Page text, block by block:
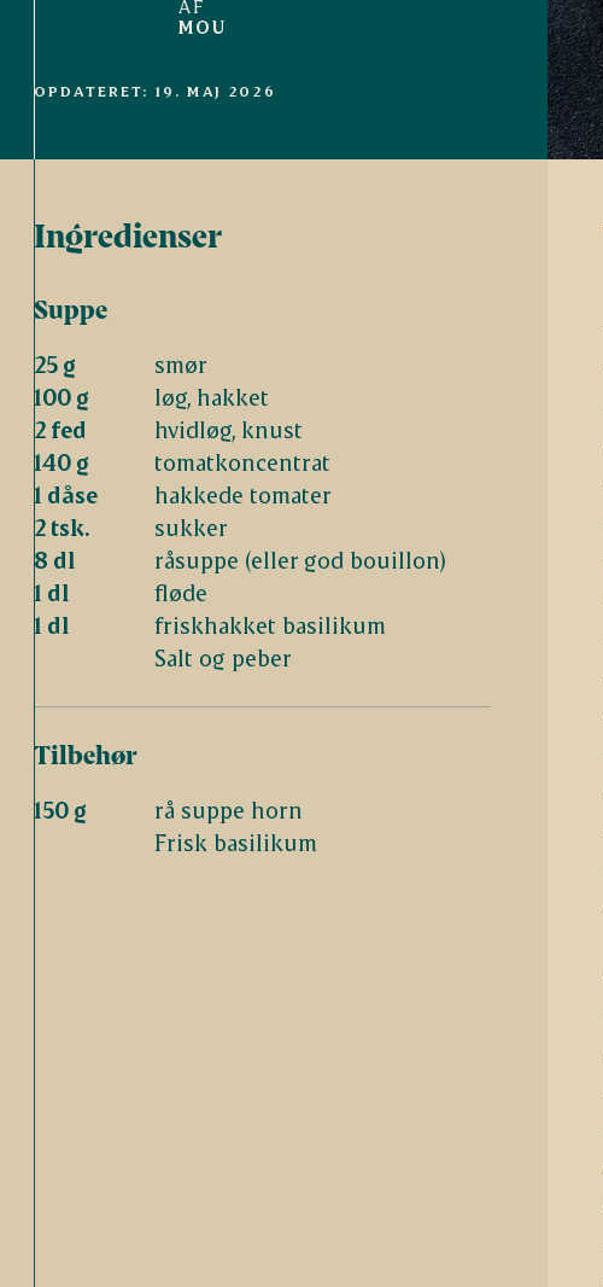
AF
MOU
OPDATERET: 19. MAJ 2026
Ingredienser
Suppe
25 g
smør
100 g
løg, hakket
2 fed
hvidløg, knust
140 g
tomatkoncentrat
1 dåse
hakkede tomater
2 tsk.
sukker
8 dl
råsuppe (eller god bouillon)
1 dl
fløde
1 dl
friskhakket basilikum
Salt og peber
Tilbehør
150 g
rå suppe horn
Frisk basilikum